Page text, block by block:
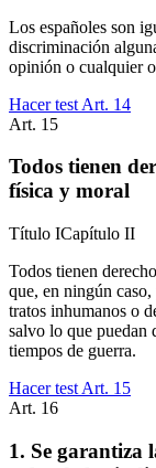
Los españoles son
discriminación
opinión o cualquier
Hacer test Art. 14
Art. 15
Todos tienen
física y moral
Título ICapítulo II
Todos tienen
que, en ningún
tratos inhumanos o
salvo lo que puedan
tiempos de guerra.
Hacer test Art. 15
Art. 16
1. Se garantiza